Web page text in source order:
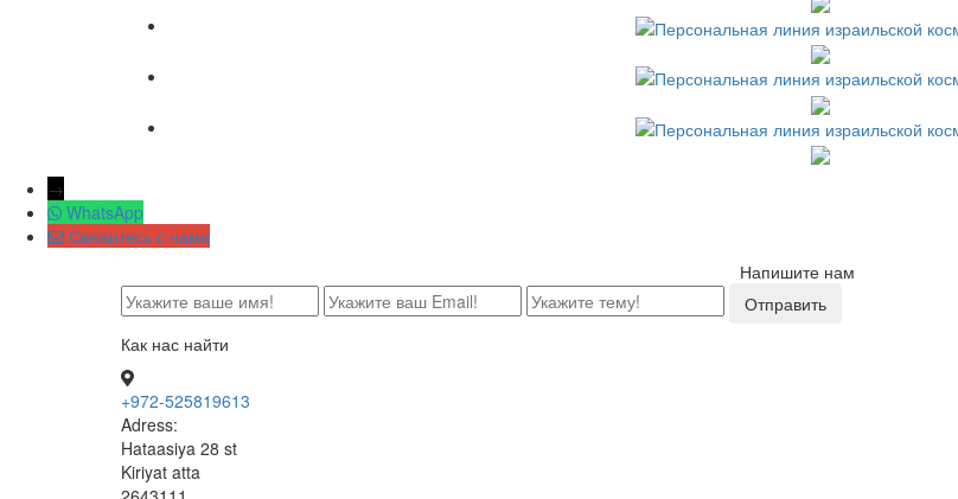
→
WhatsApp
Свяжитесь с нами
Напишите нам
Как нас найти
+972-525819613
Adress:
Hataasiya 28 st
Kiriyat atta